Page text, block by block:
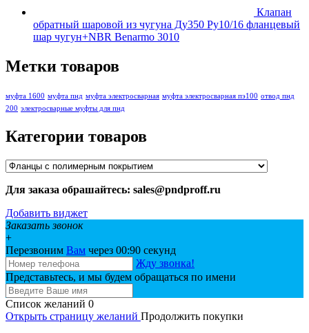
Клапан
обратный шаровой из чугуна Ду350 Ру10/16 фланцевый
шар чугун+NBR Benarmo 3010
Метки товаров
муфта 1600 муфта пнд муфта электросварная муфта электросварная пэ100 отвод пнд
200 электросварные муфты для пнд
Категории товаров
Для заказа обрашайтесь: sales@pndproff.ru
Добавить виджет
Заказать звонок
+
Перезвоним Вам через 00:90 секунд
Жду звонка!
Представьтесь, и мы будем обращаться по имени
Список желаний 0
Открыть страницу желаний Продолжить покупки